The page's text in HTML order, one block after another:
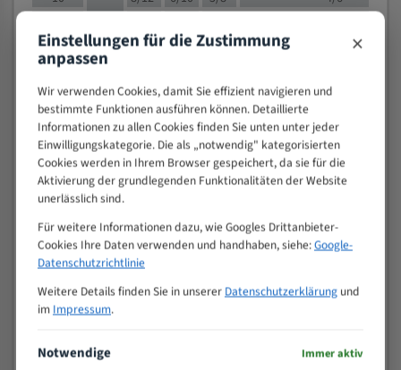
15
8/12 6/10
4/5
20
30
4/5
50
80
> 100
VOLLMATERIAL
M (mm)
Zähne pro
Zoll (ZpZ))
>
10/14
15 - 40
8/12
25 - 50
35 - 70
Einstellungen für die Zustimmung
anpassen ×
Wir verwenden Cookies, damit Sie effizient navigieren und
bestimmte Funktionen ausführen können. Detaillierte
Informationen zu allen Cookies finden Sie unten unter jeder
Einwilligungskategorie. Die als „notwendig" kategorisierten
Cookies werden in Ihrem Browser gespeichert, da sie für die
Aktivierung der grundlegenden Funktionalitäten der Website
unerlässlich sind.
Für weitere Informationen dazu, wie Googles Drittanbieter-
Cookies Ihre Daten verwenden und handhaben, siehe:Google-
Datenschutzrichtlinie
Weitere Details finden Sie in unserer Datenschutzerklärungund
im Impressum.
Notwendige Immer aktiv